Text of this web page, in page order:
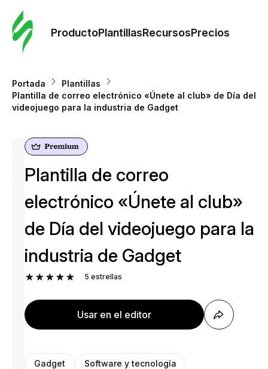
ProductoPlantillasRecursosPrecios
Portada
Plantillas
Plantilla de correo electrónico «Únete al club» de Día del
videojuego para la industria de Gadget
Plantilla de correo
electrónico «Únete al club»
de Día del videojuego para la
industria de Gadget
5 estrellas
Usar en el editor
Gadget
Software y tecnología